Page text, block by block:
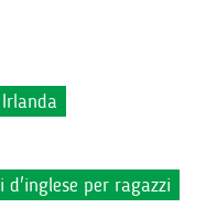
d'inglese per ragazzi